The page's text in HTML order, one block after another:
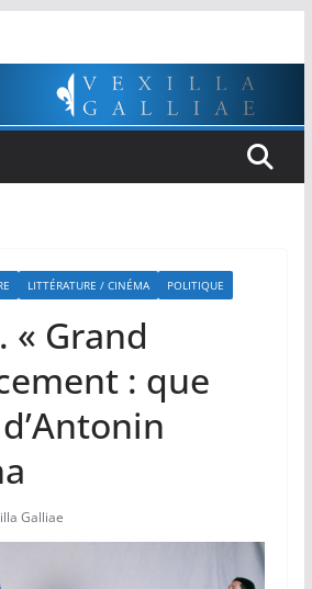
LITTÉRATURE / CINÉMA POLITIQUE
« Grand
: que
Galliae